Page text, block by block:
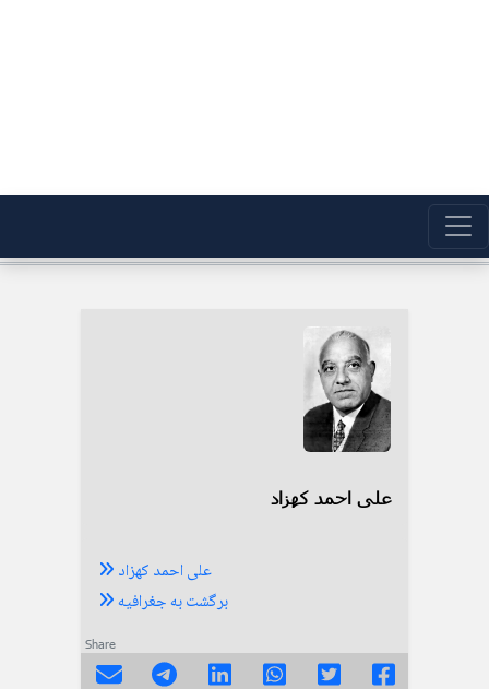
علی احمد کهزاد
علی احمد کهزاد
برگشت به جغرافیه
Share